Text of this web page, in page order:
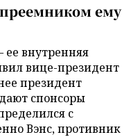
ему
ее внутренняя
вице-президент
президент
спонсоры
с
Вэнс, противник